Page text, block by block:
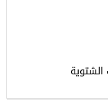
الشتوية